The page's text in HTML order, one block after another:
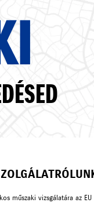
műszaki vizsgálatára az